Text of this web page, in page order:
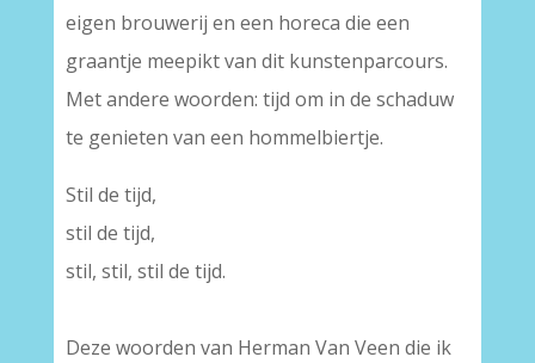
eigen brouwerij en een horeca die een
graantje meepikt van dit kunstenparcours.
Met andere woorden: tijd om in de schaduw
te genieten van een hommelbiertje.
Stil de tijd,
stil de tijd,
stil, stil, stil de tijd.
Deze woorden van Herman Van Veen die ik